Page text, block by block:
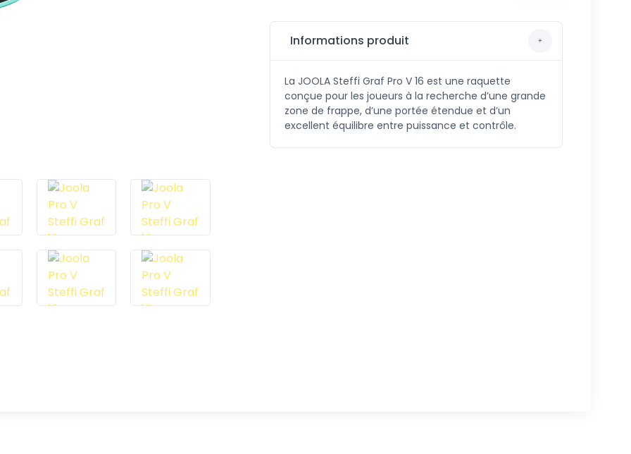
Informations produit
La JOOLA Steffi Graf Pro V 16 est une raquette
conçue pour les joueurs à la recherche d’une grande
zone de frappe, d’une portée étendue et d’un
excellent équilibre entre puissance et contrôle.